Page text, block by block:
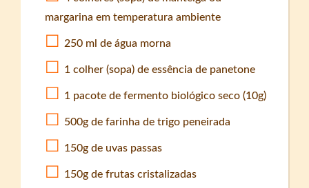
margarina em temperatura ambiente
250 ml de água morna
1 colher (sopa) de essência de panetone
1 pacote de fermento biológico seco (10g)
500g de farinha de trigo peneirada
150g de uvas passas
150g de frutas cristalizadas